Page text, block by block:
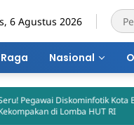
6 Agustus 2026
Nasional
Diskominfotik Kota Bima Adu
di Lomba HUT RI